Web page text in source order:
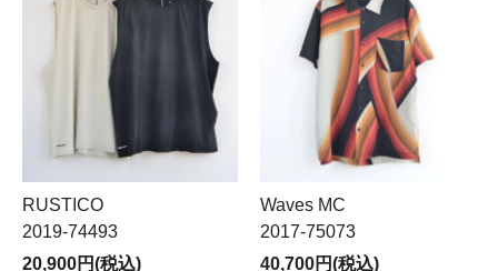
RUSTICO
2019-74493
20,900円(税込)
Waves MC
2017-75073
40,700円(税込)